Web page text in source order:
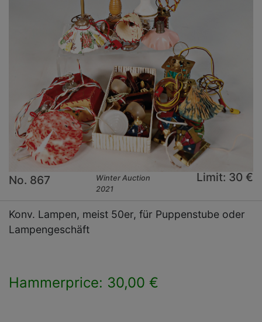
No. 867
Winter Auction
2021
Limit: 30 €
Konv. Lampen, meist 50er, für Puppenstube oder
Lampengeschäft
Hammerprice: 30,00 €